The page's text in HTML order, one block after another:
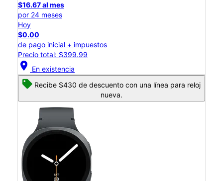
$16.67 al mes
por 24 meses
Hoy
$0.00
de pago inicial + impuestos
Precio total: $399.99
location_on En existencia
Recibe $430 de descuento con una línea para reloj
nueva.